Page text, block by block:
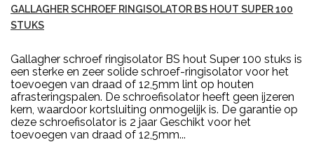
GALLAGHER SCHROEF RINGISOLATOR BS HOUT SUPER 100
STUKS
Gallagher schroef ringisolator BS hout Super 100 stuks is
een sterke en zeer solide schroef-ringisolator voor het
toevoegen van draad of 12,5mm lint op houten
afrasteringspalen. De schroefisolator heeft geen ijzeren
kern, waardoor kortsluiting onmogelijk is. De garantie op
deze schroefisolator is 2 jaar Geschikt voor het
toevoegen van draad of 12,5mm...